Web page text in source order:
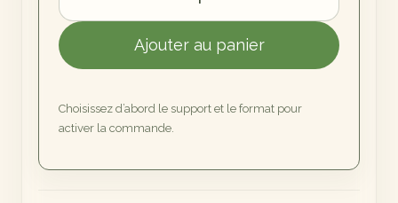
de
Chemin
de
Ajouter au panier
Choisissez d’abord le support et le format pour
activer la commande.